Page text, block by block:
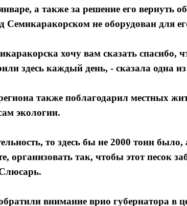
а также за решение его вернуть
Семикаракорском не оборудован для
хочу вам сказать спасибо,
здесь каждый день, - сказала одна
также поблагодарил местных
экологии.
то здесь бы не 2000 тонн
организовать так, чтобы этот песок
внимание врио губернатора в